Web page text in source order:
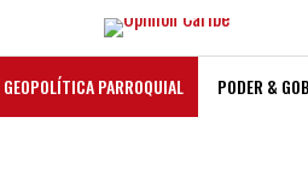
GEOPOLÍTICA PARROQUIAL PODER &